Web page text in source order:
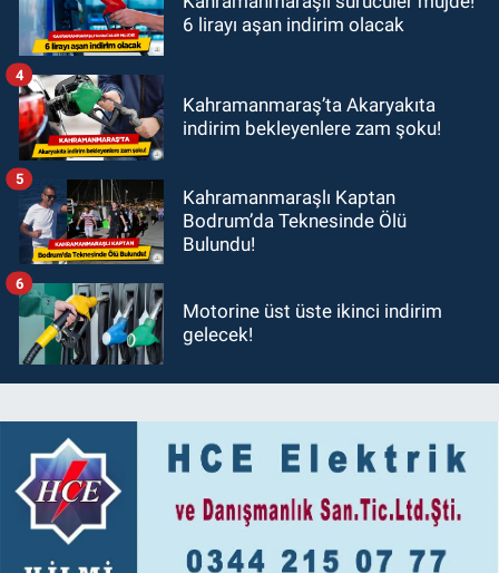
6 lirayı aşan indirim olacak
Kahramanmaraş’ta Akaryakıta
indirim bekleyenlere zam şoku!
4
Kahramanmaraşlı Kaptan
Bodrum’da Teknesinde Ölü
Bulundu!
5
Motorine üst üste ikinci indirim
gelecek!
6